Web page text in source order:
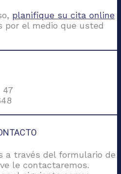
planifique su cita online
por el medio que usted
47
a través del formulario de
le contactaremos.